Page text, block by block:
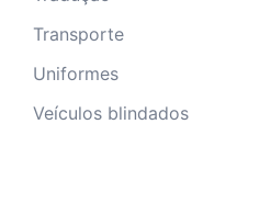
Transporte
Uniformes
Veículos blindados